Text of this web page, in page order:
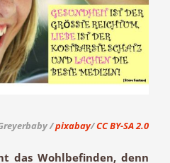
/pixabay/CC BY-SA 2.0
das Wohlbefinden, denn